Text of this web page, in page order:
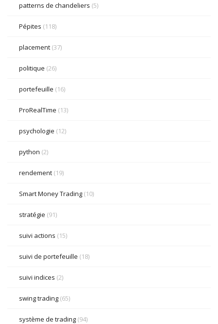
patterns de chandeliers (5)
Pépites (118)
placement (37)
politique (26)
portefeuille (16)
ProRealTime (13)
psychologie (12)
python (2)
rendement (19)
Smart Money Trading (10)
stratégie (91)
suivi actions (15)
suivi de portefeuille (18)
suivi indices (2)
swing trading (65)
système de trading (94)